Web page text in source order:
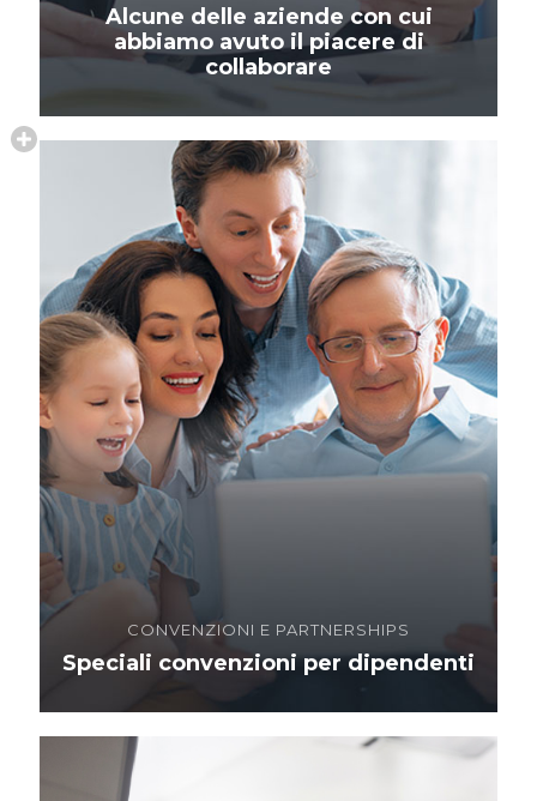
Alcune delle aziende con cui
abbiamo avuto il piacere di
collaborare
CONVENZIONI E PARTNERSHIPS
Speciali convenzioni per dipendenti